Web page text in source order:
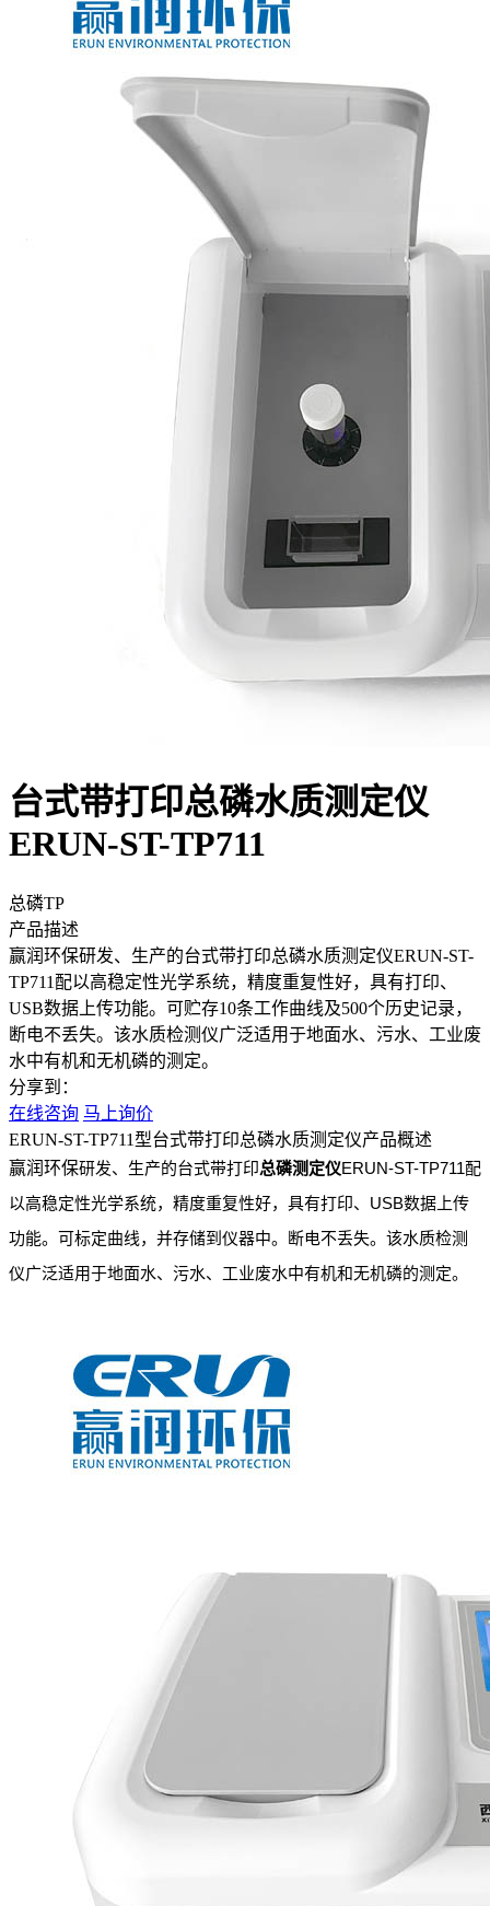
台式带打印总磷水质测定仪
ERUN-ST-TP711
总磷TP
产品描述
赢润环保研发、生产的台式带打印总磷水质测定仪ERUN-ST-
TP711配以高稳定性光学系统，精度重复性好，具有打印、
USB数据上传功能。可贮存10条工作曲线及500个历史记录，
断电不丢失。该水质检测仪广泛适用于地面水、污水、工业废
水中有机和无机磷的测定。
分享到：
在线咨询 马上询价
ERUN-ST-TP711型台式带打印总磷水质测定仪产品概述
赢润环保研发、生产的台式带打印总磷测定仪ERUN-ST-TP711配
以高稳定性光学系统，精度重复性好，具有打印、USB数据上传
功能。可标定曲线，并存储到仪器中。断电不丢失。该水质检测
仪广泛适用于地面水、污水、工业废水中有机和无机磷的测定。